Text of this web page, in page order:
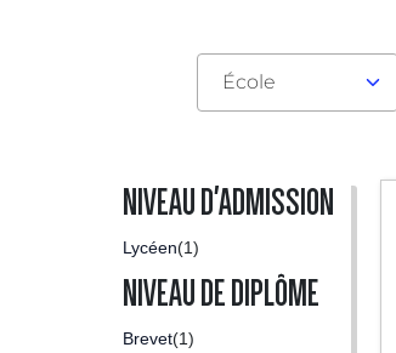
École
NIVEAU D'ADMISSION
Lycéen(1)
NIVEAU DE DIPLÔME
Brevet(1)